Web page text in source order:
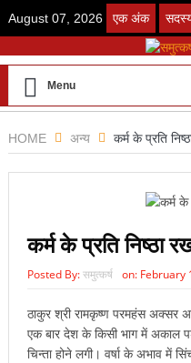
August 07, 2026 एक अंक
Menu
HOME अन्य कर्म के प्रति
कर्म के प्रति निष्ठा
Posted By:समुत्कर्ष on: February
ठाकुर श्री रामकृष्ण परमहंस अक्सर
एक बार देश के किसी भाग में अकाल
चिन्ता होने लगी। वर्षा के अभाव में